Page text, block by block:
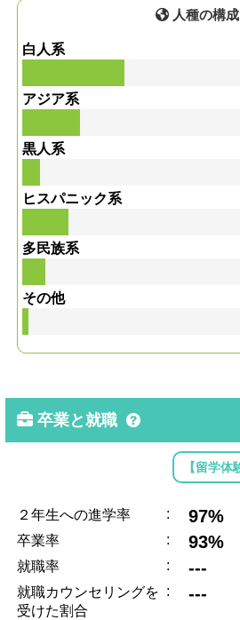
人種の構成
白人系
アジア系
黒人系
ヒスパニック系
多民族系
その他
卒業と就職
【留学
２年生への進学率 : 97%
卒業率 : 93%
就職率 : ---
就職カウンセリングを
受けた割合
: ---